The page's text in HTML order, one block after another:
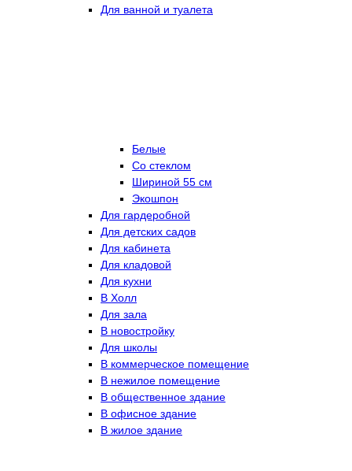
Для ванной и туалета
Белые
Со стеклом
Шириной 55 см
Экошпон
Для гардеробной
Для детских садов
Для кабинета
Для кладовой
Для кухни
В Холл
Для зала
В новостройку
Для школы
В коммерческое помещение
В нежилое помещение
В общественное здание
В офисное здание
В жилое здание